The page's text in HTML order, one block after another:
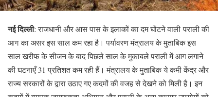
नई दिल्ली: राजधानी और आस पास के इलाकों का दम घोंटने वाली पराली की
आग का असर इस साल कम रहा है। पर्यावरण मंत्रालय के मुताबिक इस
साल खरीफ के सीजन के बाद पिछले साल के मुकाबले पराली में आग लगाने
की घटनाएँ 31 प्रतिशत कम रही हैं। मंत्रालय के मुताबिक ये कमी केंद्र और
राज्य सरकारों के द्वारा उठाए गए कदमों की वजह से देखने को मिली है। इन